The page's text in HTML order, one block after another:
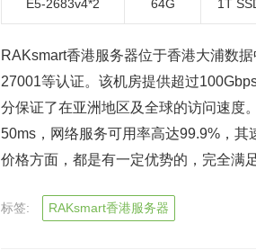
E5-2683v4*2 64G 1T
RAKsmart香港服务器位于香港大浦数
27001等认证。该机房提供超过
分保证了在亚洲地区及全球的访问速度
50ms，网络服务可用率高达99.9%，
价格方面，都是有一定优势的，完全满
标签: RAKsmart香港服务器